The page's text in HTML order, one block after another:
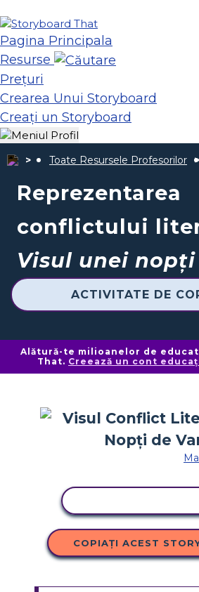
Pagina Principala
Resurse
Prețuri
Crearea Unui Storyboard
Creați un Storyboard
Toate Resursele Profesorilor
Reprezentarea
conflictului
Visul unei
ACTIVITATE DE
Alătură-te milioanelor de
That. Creează un cont
COPIAȚI ACEST